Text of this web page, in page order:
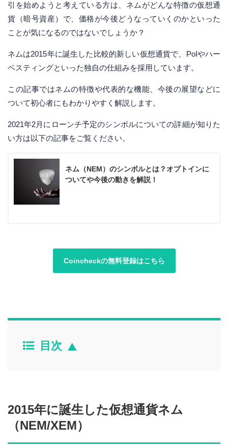
引を始めようと考えている方は、ネムがどんな特徴の仮想通
貨（暗号資産）で、価格が今後どうなっていくのかといった
ことが気になるのではないでしょうか？
ネムは2015年に誕生した比較的新しい仮想通貨で、PoIやハー
ベスティングといった独自の仕組みを採用しています。
この記事ではネムの特徴や代表的な機能、今後の展望などに
ついて初心者にもわかりやすく解説します。
2021年2月にローンチ予定のシンボルについての詳細が知りた
い方は以下の記事をご覧ください。
ネム（NEM）のシンボルとは？オプトインに
ついてや今後の動きを解説！
Coincheckの無料登録はこちら
目次
2015年に誕生した仮想通貨ネム
（NEM/XEM）